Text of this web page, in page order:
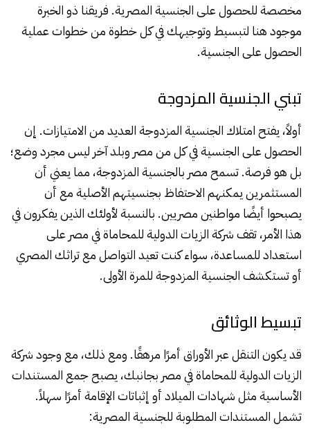
مخصصة للحصول على الجنسية المصرية. فريقنا ذو الخبرة
موجود هنا لتبسيط وتوجيهك في كل خطوة من خطوات عملية
الحصول على الجنسية.
تبني الجنسية المزدوجة
أولاً، يفتح امتلاك الجنسية المزدوجة العديد من الامتيازات. إن
الحصول على الجنسية في كل من مصر وبلد آخر ليس مجرد وضع؛
بل هو فرصة. تسمح مصر بالجنسية المزدوجة، مما يعني أن
المستثمرين يمكنهم الاحتفاظ بجنسيتهم الأصلية مع أن
يصبحوا أيضًا مواطنين مصريين. بالنسبة لأولئك الذين يفكرون في
هذا الأمر، تقف شركة الزيات الدولية للمحاماة في مصر على
استعداد للمساعدة، سواء كنت تعيد التواصل مع تراثك المصري
أو تستكشف الجنسية المزدوجة للمرة الأولى.
تبسيط الوثائق
قد يكون التنقل عبر الأوراق أمرًا مرهقًا. ومع ذلك، مع وجود شركة
الزيات الدولية للمحاماة في مصر بجانبك، يصبح جمع المستندات
الأساسية مثل شهادات الميلاد أو إثباتات الإقامة أمرًا سهلاً.
تشمل المستندات المطلوبة للجنسية المصرية: